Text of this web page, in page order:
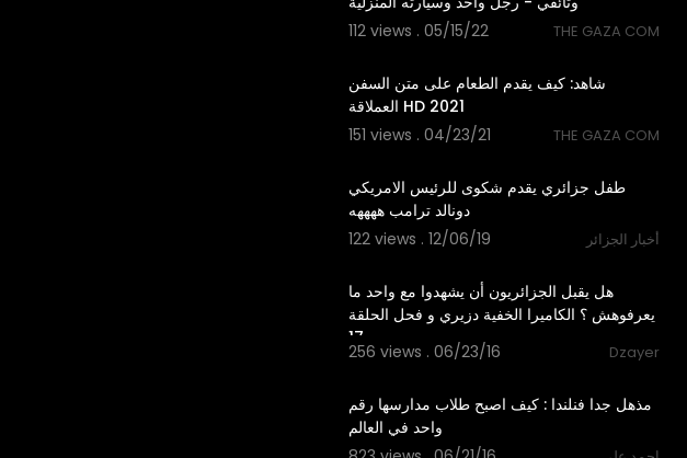
112 views . 05/15/22
THE GAZA COM
شاهد: كيف يقدم الطعام على متن السفن
العملاقة HD 2021
151 views . 04/23/21
THE GAZA COM
طفل جزائري يقدم شكوى للرئيس الامريكي
دونالد ترامب ههههه
122 views . 12/06/19
أخبار الجزائر
هل يقبل الجزائريون أن يشهدوا مع واحد ما
يعرفوهش ؟ الكاميرا الخفية دزيري و فحل الحلقة
17
256 views . 06/23/16 Dzayer
مذهل جدا فنلندا : كيف اصبح طلاب مدارسها رقم
واحد في العالم